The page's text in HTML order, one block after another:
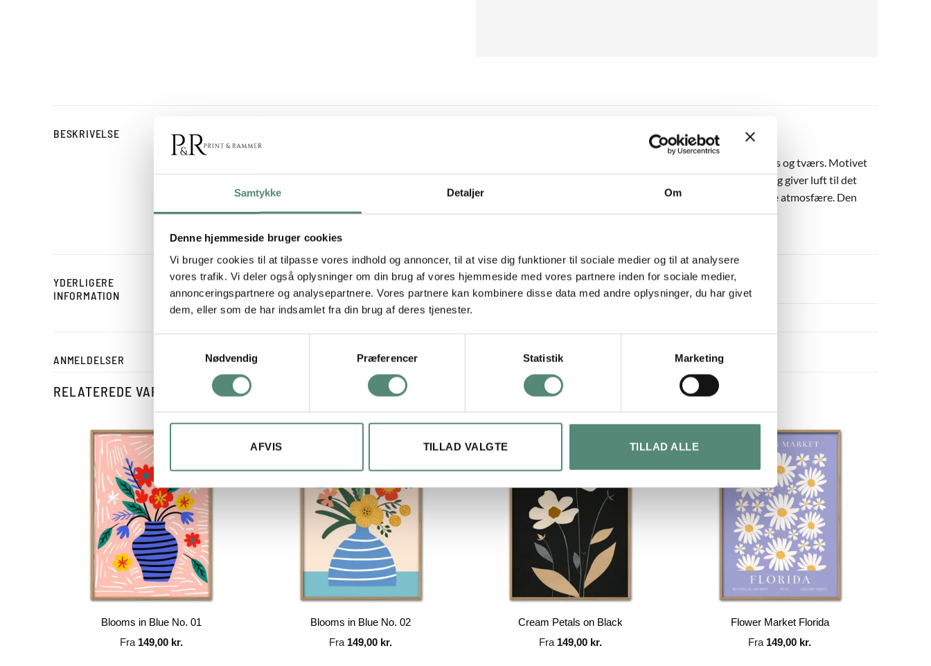
Samtykke Detaljer Om
Denne hjemmeside bruger cookies
Vi bruger cookies til at tilpasse vores indhold og annoncer, til at vise dig funktioner til sociale medier og til at analysere
vores trafik. Vi deler også oplysninger om din brug af vores hjemmeside med vores partnere inden for sociale medier,
annonceringspartnere og analysepartnere. Vores partnere kan kombinere disse data med andre oplysninger, du har givet
dem, eller som de har indsamlet fra din brug af deres tjenester.
Nødvendig
Præferencer Statistik Marketing
AFVIS TILLAD VALGTE TILLAD ALLE
BESKRIVELSE Blomsterplakat med pink blomster
Floral Tapestry No. 01 er en dekorativ og let plakat med et mønster af pink blomster og grønne grene, der slynger sig på kryds og tværs. Motivet
har et næsten tekstilagtigt udtryk og emmer af romantik og vintage-stemning. Den hvide baggrund lader farverne stå klart og giver luft til det
florale motiv. Plakaten passer smukt i soveværelse, badeværelse eller i sommerhuset, hvor den skaber en let og blomstrende atmosfære. Den
fungerer både alene og sammen med Floral Tapestry No. 02.
YDERLIGERE
INFORMATION
STØRRELSE 29,7×42 cm, 42×59,4 cm, 50×70 cm
ANMELDELSER
RELATEREDE VARER
Blooms in Blue No. 01
Fra 149,00 kr.
Blooms in Blue No. 02
Fra 149,00 kr.
Cream Petals on Black
Fra 149,00 kr.
Flower Market Florida
Fra 149,00 kr.